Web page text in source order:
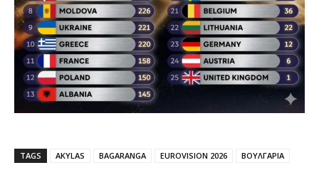
TAGS AKYLAS BAGARANGA EUROVISION 2026 ΒΟΥΛΓΑΡΙΑ